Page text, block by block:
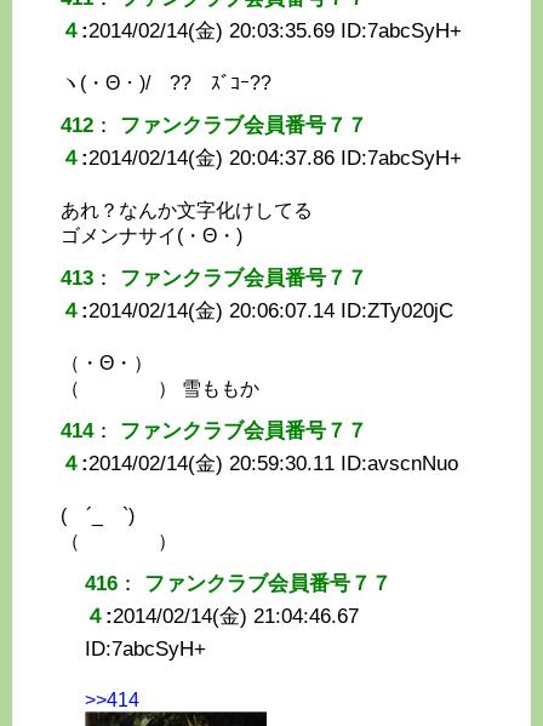
４ :2014/02/14(金) 20:03:35.69 ID:7abcSyH+
ヽ(・Θ・)/ ?? ｽﾞｺｰ??
412 ： ファンクラブ会員番号７７
４ :2014/02/14(金) 20:04:37.86 ID:7abcSyH+
あれ？なんか文字化けしてる
ゴメンナサイ(・Θ・)
413 ： ファンクラブ会員番号７７
４ :2014/02/14(金) 20:06:07.14 ID:ZTy020jC
（・Θ・）
（ ） 雪ももか
414： ファンクラブ会員番号７７
４ :2014/02/14(金) 20:59:30.11 ID:avscnNuo
( ´_ゝ`)
（ ）
416 ： ファンクラブ会員番号７７
４ :2014/02/14(金) 21:04:46.67
ID:7abcSyH+
>>414